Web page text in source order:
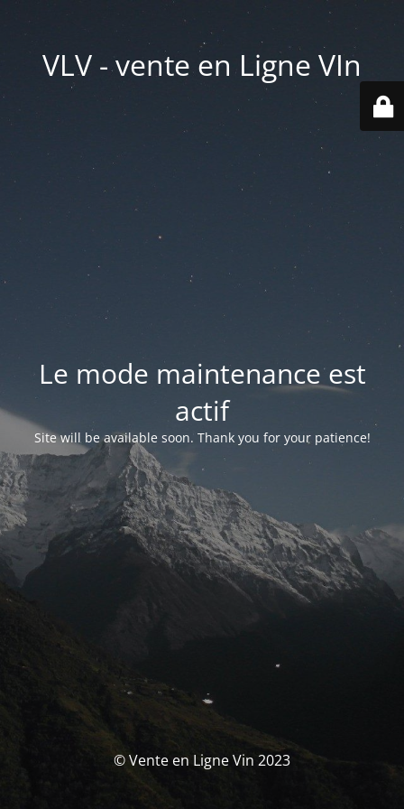
VLV - vente en Ligne VIn
Le mode maintenance est
actif
Site will be available soon. Thank you for your patience!
© Vente en Ligne Vin 2023